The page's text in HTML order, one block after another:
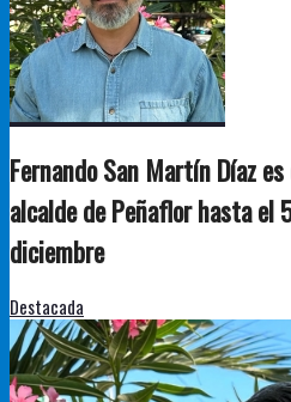
Fernando San Martín Díaz
alcalde de Peñaflor hasta el
diciembre
Destacada